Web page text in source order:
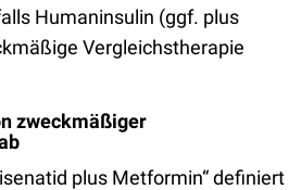
Humaninsulin (ggf. plus
Vergleichstherapie
zweckmäßiger
plus Metformin“ definiert